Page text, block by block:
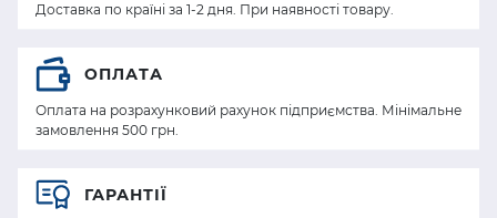
Доставка по країні за 1-2 дня. При наявності товару.
ОПЛАТА
Оплата на розрахунковий рахунок підприємства. Мінімальне
замовлення 500 грн.
ГАРАНТІЇ